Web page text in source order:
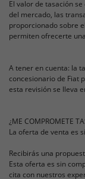
El valor de tasación
del mercado, las
proporcionado sobre
permiten ofrecerte
A tener en cuenta: la
concesionario de Fiat
esta revisión se lleva
¿ME COMPROMETE
La oferta de venta es
Recibirás una
Esta oferta es sin
cita con nuestros